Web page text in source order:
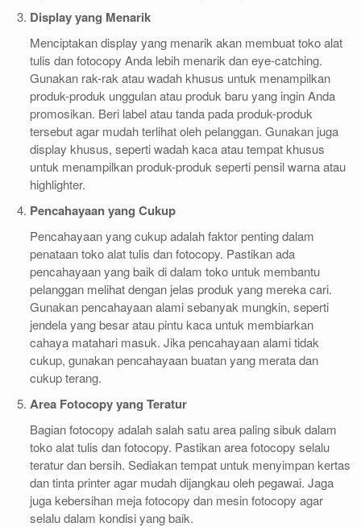
Display yang Menarik
Menciptakan display yang menarik akan membuat toko alat
tulis dan fotocopy Anda lebih menarik dan eye-catching.
Gunakan rak-rak atau wadah khusus untuk menampilkan
produk-produk unggulan atau produk baru yang ingin Anda
promosikan. Beri label atau tanda pada produk-produk
tersebut agar mudah terlihat oleh pelanggan. Gunakan juga
display khusus, seperti wadah kaca atau tempat khusus
untuk menampilkan produk-produk seperti pensil warna atau
highlighter.
Pencahayaan yang Cukup
Pencahayaan yang cukup adalah faktor penting dalam
penataan toko alat tulis dan fotocopy. Pastikan ada
pencahayaan yang baik di dalam toko untuk membantu
pelanggan melihat dengan jelas produk yang mereka cari.
Gunakan pencahayaan alami sebanyak mungkin, seperti
jendela yang besar atau pintu kaca untuk membiarkan
cahaya matahari masuk. Jika pencahayaan alami tidak
cukup, gunakan pencahayaan buatan yang merata dan
cukup terang.
Area Fotocopy yang Teratur
Bagian fotocopy adalah salah satu area paling sibuk dalam
toko alat tulis dan fotocopy. Pastikan area fotocopy selalu
teratur dan bersih. Sediakan tempat untuk menyimpan kertas
dan tinta printer agar mudah dijangkau oleh pegawai. Jaga
juga kebersihan meja fotocopy dan mesin fotocopy agar
selalu dalam kondisi yang baik.